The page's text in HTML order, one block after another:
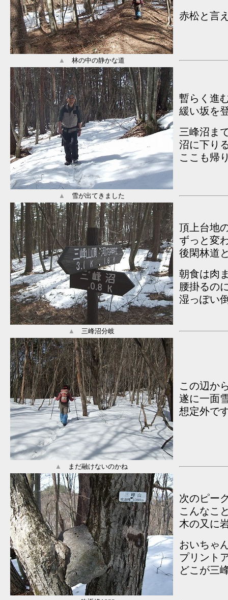
赤松と言
▲ 林の中の静かな道
暫らく進
緩い坂を
三峰沼ま
沼に下り
ここも帰
▲ 雪が出てきました
頂上台地
ずっと変
後閑林道
朝食は肉
腰掛るの
湿っぽい
▲ 三峰沼分岐
この辺か
遂に一面
想定外で
▲ まだ融けないのかね
次のピー
こんなこ
木の又に
おいちゃ
プリント
どこが三